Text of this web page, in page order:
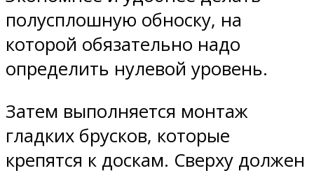
полусплошную обноску, на
которой обязательно надо
определить нулевой уровень.
Затем выполняется монтаж
гладких брусков, которые
крепятся к доскам. Сверху должен